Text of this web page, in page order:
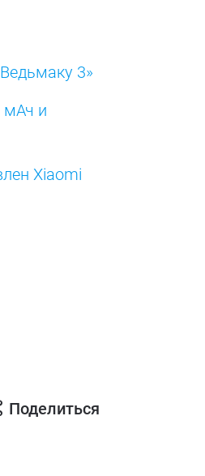
3»
мАч и
Xiaomi
Поделиться